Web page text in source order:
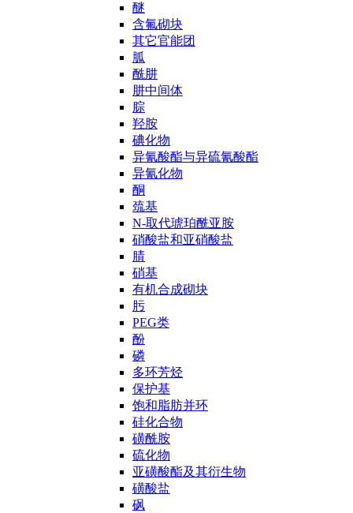
醚
含氟砌块
其它官能团
胍
酰肼
肼中间体
腙
羟胺
碘化物
异氰酸酯与异硫氰酸酯
异氰化物
酮
巯基
N-取代琥珀酰亚胺
硝酸盐和亚硝酸盐
腈
硝基
有机合成砌块
肟
PEG类
酚
磷
多环芳烃
保护基
饱和脂肪并环
硅化合物
磺酰胺
硫化物
亚磺酸酯及其衍生物
磺酸盐
砜